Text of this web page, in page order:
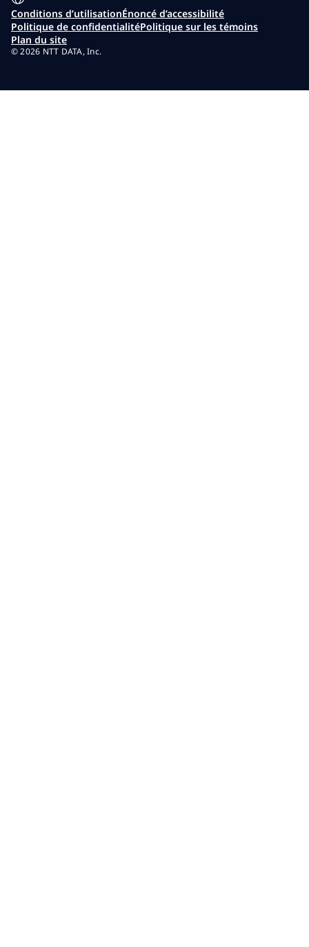
Conditions d’utilisationÉnoncé d’accessibilité
Politique de confidentialitéPolitique sur les témoins
Plan du site
© 2026 NTT DATA, Inc.